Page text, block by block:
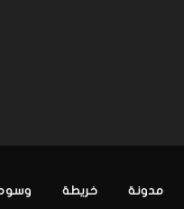
مدونة خريطة